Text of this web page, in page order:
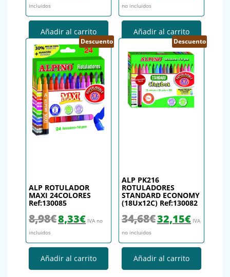
incluidos
Añadir al carrito
no incluidos
Añadir al carrito
Descuento
ALP ROTULADOR
MAXI 24COLORES
Ref:130085
8,98€ El precio original era: 8,98€.
8,33€El precio actual es: 8,33€.
IVA no
incluidos
Añadir al carrito
Descuento
ALP PK216
ROTULADORES
STANDARD ECONOMY
(18Ux12C) Ref:130082
34,68€ El precio original era:
32,15€El precio
IVA
no incluidos
Añadir al carrito